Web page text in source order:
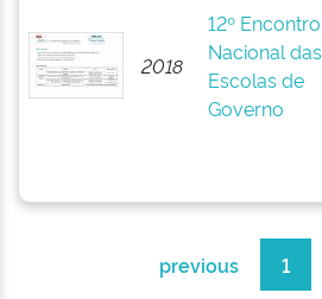
2018
12º Encontro
Nacional das
Escolas de
Governo
previous 1